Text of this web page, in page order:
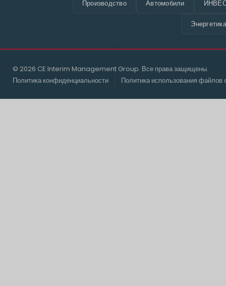
Производство Автомобили
© 2026 CE Interim Management Group. Все права защищены.
Политика конфиденциальности
Политика использования